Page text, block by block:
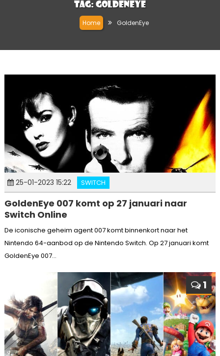
Tag: GoldenEye
Home GoldenEye
25-01-2023 15:22 SWITCH
GoldenEye 007 komt op 27 januari naar
Switch Online
De iconische geheim agent 007 komt binnenkort naar het
Nintendo 64-aanbod op de Nintendo Switch. Op 27 januari komt
GoldenEye 007...
1